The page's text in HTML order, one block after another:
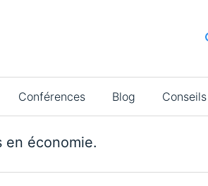
Conférences Blog Conseils
en économie.